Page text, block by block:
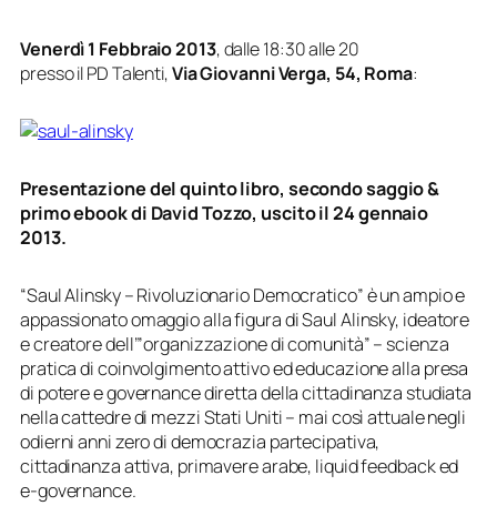
Venerdì 1 Febbraio 2013, dalle 18:30 alle 20
presso il PD Talenti,Via Giovanni Verga, 54, Roma:
Presentazione del quinto libro, secondo saggio &
primo ebook di David Tozzo, uscito il 24 gennaio
2013.
“Saul Alinsky – Rivoluzionario Democratico” è un ampio e
appassionato omaggio alla figura di Saul Alinsky, ideatore
e creatore dell’”organizzazione di comunità” – scienza
pratica di coinvolgimento attivo ed educazione alla presa
di potere e governance diretta della cittadinanza studiata
nella cattedre di mezzi Stati Uniti – mai così attuale negli
odierni anni zero di democrazia partecipativa,
cittadinanza attiva, primavere arabe, liquid feedback ed
e-governance.